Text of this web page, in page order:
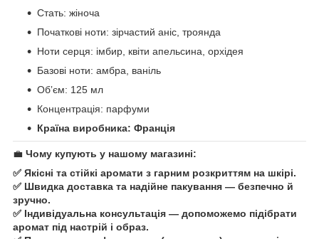
Стать: жіноча
Початкові ноти: зірчастий аніс, троянда
Ноти серця: імбир, квіти апельсина, орхідея
Базові ноти: амбра, ваніль
Обʼєм: 125 мл
Концентрація: парфуми
Країна виробника: Франція
💼 Чому купують у нашому магазині:
✅ Якісні та стійкі аромати з гарним розкриттям на шкірі.
✅ Швидка доставка та надійне пакування — безпечно й
зручно.
✅ Індивідуальна консультація — допоможемо підібрати
аромат під настрій і образ.